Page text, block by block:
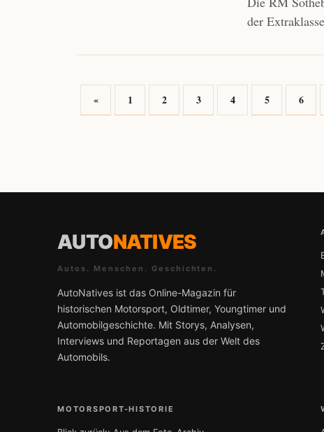
der
« 1 2 3 4 5 6
AUTONATIVES
Autos. Menschen. Geschichten.
AutoNatives ist das Online-Magazin für
historischen Motorsport, Oldtimer, Youngtimer und
Automobilgeschichte. Mit Storys, Analysen,
Interviews und Reportagen aus der Welt des
Automobils.
MOTORSPORT-HISTORIE